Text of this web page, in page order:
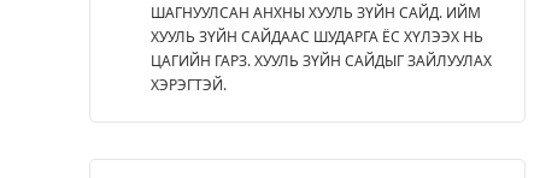
ШАГНУУЛСАН АНХНЫ ХУУЛЬ ЗҮЙН САЙД. ИЙМ
ХУУЛЬ ЗҮЙН САЙДААС ШУДАРГА ЁС ХҮЛЭЭХ НЬ
ЦАГИЙН ГАРЗ. ХУУЛЬ ЗҮЙН САЙДЫГ ЗАЙЛУУЛАХ
ХЭРЭГТЭЙ.